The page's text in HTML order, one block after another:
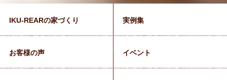
IKU-REARの家づくり 実例集
お客様の声 イベント